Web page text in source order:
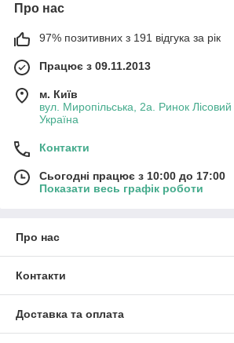
Про нас
97% позитивних з 191 відгука за рік
Працює з 09.11.2013
м. Київ
вул. Миропільська, 2а. Ринок Лісовий
Україна
Контакти
Сьогодні працює з 10:00 до 17:00
Показати весь графік роботи
Про нас
Контакти
Доставка та оплата